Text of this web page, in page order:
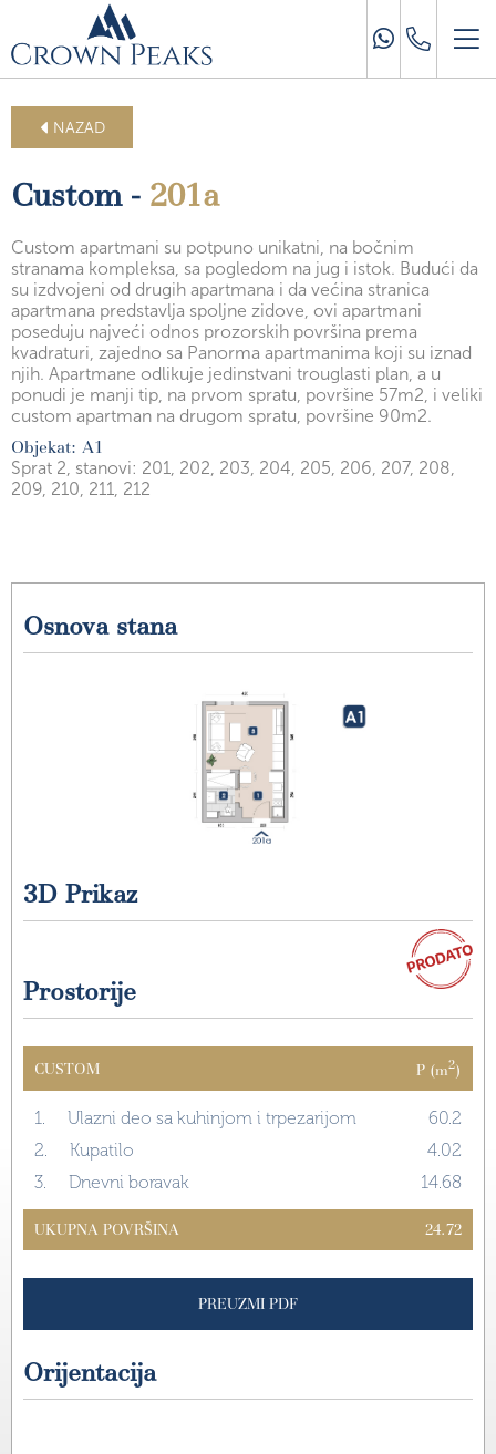
NAZAD
Custom - 201a
Custom apartmani su potpuno unikatni, na bočnim
stranama kompleksa, sa pogledom na jug i istok. Budući da
su izdvojeni od drugih apartmana i da većina stranica
apartmana predstavlja spoljne zidove, ovi apartmani
poseduju najveći odnos prozorskih površina prema
kvadraturi, zajedno sa Panorma apartmanima koji su iznad
njih. Apartmane odlikuje jedinstvani trouglasti plan, a u
ponudi je manji tip, na prvom spratu, površine 57m2, i veliki
custom apartman na drugom spratu, površine 90m2.
Objekat: A1
Sprat 2, stanovi: 201, 202, 203, 204, 205, 206, 207, 208,
209, 210, 211, 212
Osnova stana
3D Prikaz
Prostorije
CUSTOM P (m2)
1. Ulazni deo sa kuhinjom i trpezarijom
60.2
2.
Kupatilo
4.02
3.
Dnevni boravak 14.68
UKUPNA POVRŠINA 24.72
PREUZMI PDF
Orijentacija